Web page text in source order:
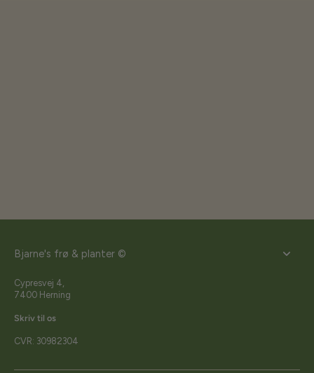
Bjarne's frø & planter ©
Cypresvej 4,
7400 Herning
Skriv til os
CVR: 30982304